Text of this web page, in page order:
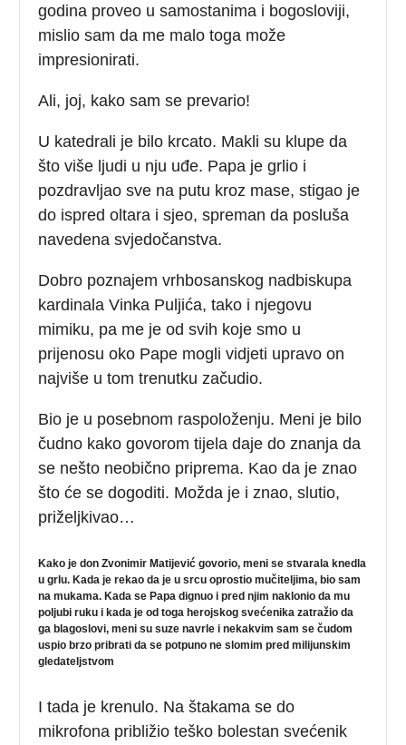
godina proveo u samostanima i bogosloviji,
mislio sam da me malo toga može
impresionirati.
Ali, joj, kako sam se prevario!
U katedrali je bilo krcato. Makli su klupe da
što više ljudi u nju uđe. Papa je grlio i
pozdravljao sve na putu kroz mase, stigao je
do ispred oltara i sjeo, spreman da posluša
navedena svjedočanstva.
Dobro poznajem vrhbosanskog nadbiskupa
kardinala Vinka Puljića, tako i njegovu
mimiku, pa me je od svih koje smo u
prijenosu oko Pape mogli vidjeti upravo on
najviše u tom trenutku začudio.
Bio je u posebnom raspoloženju. Meni je bilo
čudno kako govorom tijela daje do znanja da
se nešto neobično priprema. Kao da je znao
što će se dogoditi. Možda je i znao, slutio,
priželjkivao…
Kako je don Zvonimir Matijević govorio, meni se stvarala knedla
u grlu. Kada je rekao da je u srcu oprostio mučiteljima, bio sam
na mukama. Kada se Papa dignuo i pred njim naklonio da mu
poljubi ruku i kada je od toga herojskog svećenika zatražio da
ga blagoslovi, meni su suze navrle i nekakvim sam se čudom
uspio brzo pribrati da se potpuno ne slomim pred milijunskim
gledateljstvom
I tada je krenulo. Na štakama se do
mikrofona približio teško bolestan svećenik